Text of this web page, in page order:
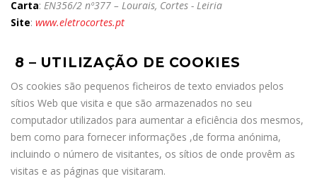
Carta: EN356/2 nº377 – Lourais, Cortes - Leiria
Site: www.eletrocortes.pt
8 – UTILIZAÇÃO DE COOKIES
Os cookies são pequenos ficheiros de texto enviados pelos
sítios Web que visita e que são armazenados no seu
computador utilizados para aumentar a eficiência dos mesmos,
bem como para fornecer informações ,de forma anónima,
incluindo o número de visitantes, os sítios de onde provêm as
visitas e as páginas que visitaram.